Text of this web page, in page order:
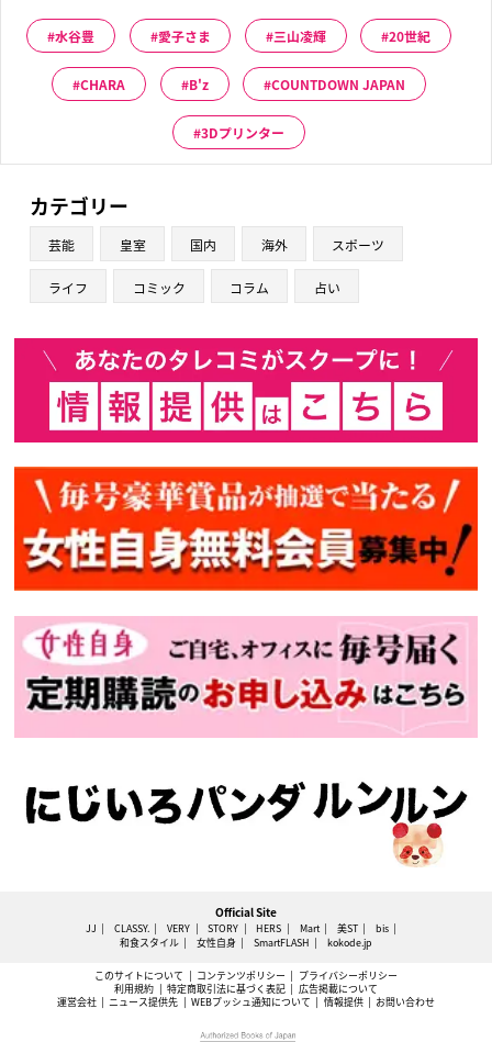
水谷豊 愛子さま 三山凌輝 20世紀
CHARA B'z COUNTDOWN JAPAN
3Dプリンター
カテゴリー
芸能 皇室 国内 海外 スポーツ
ライフ コミック コラム 占い
Official Site
JJ CLASSY. VERY STORY HERS Mart 美ST
bis
和食スタイル
女性自身 SmartFLASH kokode.jp
このサイトについて コンテンツポリシー
プライバシーポリシー
利用規約
特定商取引法に基づく表記
広告掲載について
運営会社
ニュース提供先 WEBプッシュ通知について 情報提供 お問い合わせ